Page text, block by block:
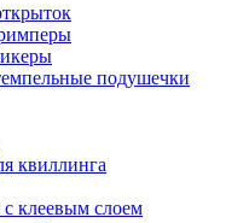
подушечки
квиллинга
с клеевым слоем